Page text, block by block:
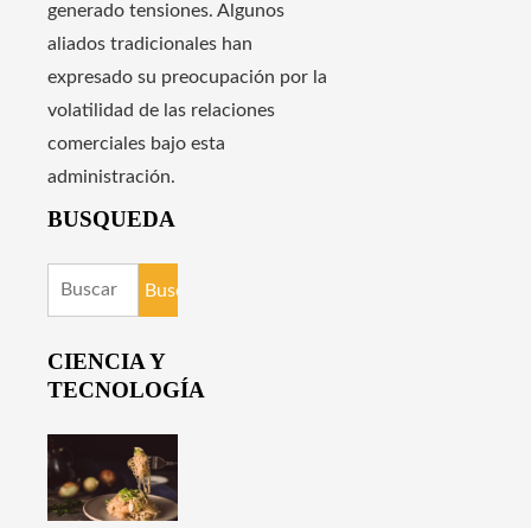
generado tensiones. Algunos
aliados tradicionales han
expresado su preocupación por la
volatilidad de las relaciones
comerciales bajo esta
administración.
BUSQUEDA
Buscar:
CIENCIA Y
TECNOLOGÍA